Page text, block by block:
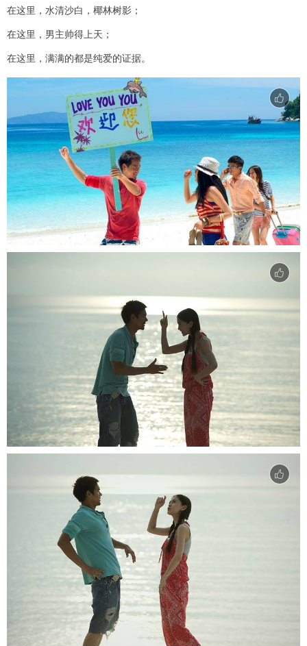
在这里，水清沙白，椰林树影；
在这里，男主帅得上天；
在这里，满满的都是纯爱的证据。